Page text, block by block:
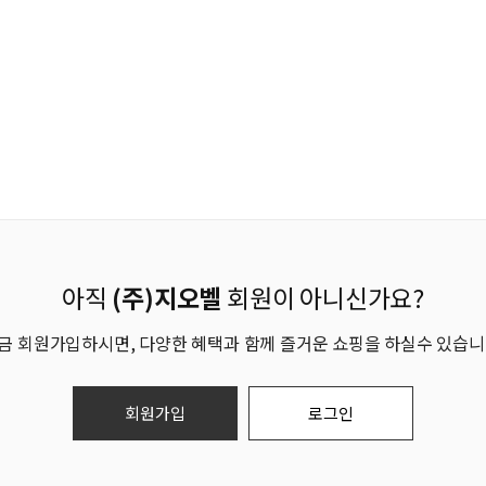
아직 (주)지오벨 회원이 아니신가요?
회원가입하시면, 다양한 혜택과 함께 즐거운 쇼핑을 하실수 있습
회원가입 로그인